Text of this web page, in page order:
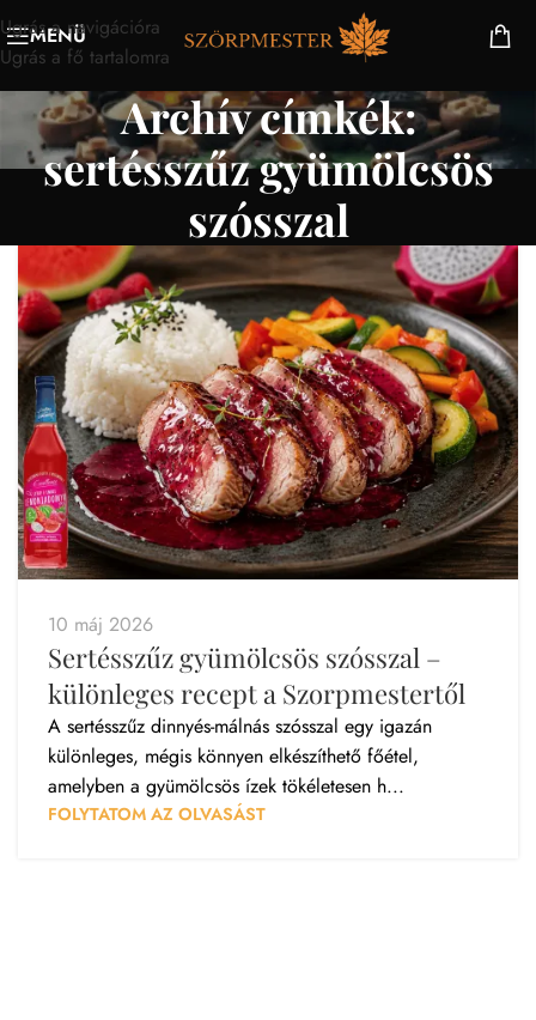
Ugrás a navigációra
Ugrás a fő tartalomra
MENÜ
Archív címkék:
sertésszűz gyümölcsös
szósszal
10 máj 2026
Sertésszűz gyümölcsös szósszal –
különleges recept a Szorpmestertől
A sertésszűz dinnyés-málnás szósszal egy igazán
különleges, mégis könnyen elkészíthető főétel,
amelyben a gyümölcsös ízek tökéletesen h...
FOLYTATOM AZ OLVASÁST